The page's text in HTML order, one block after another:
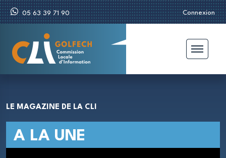
05 63 39 71 90 Connexion
LE MAGAZINE DE LA CLI
A LA UNE